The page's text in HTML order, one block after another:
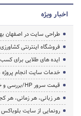
اخبار ویژه
طراحی سایت در اصفهان
فروشگاه اینترنتی کشاورزی
ایده های طلایی برای کسب
خدمات سایت انجام پروژه
قیمت سرور HP/بررسی و خرید سرور اچ پی
هر زبانی، هر زمانی، هر
رونمایی از سایت